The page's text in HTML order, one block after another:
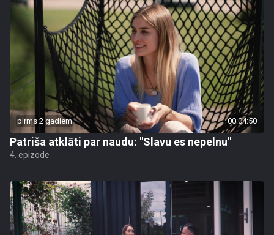
pirms 2 gadiem 00:04:50
Patriša atklāti par naudu: "Slavu es nepelnu"
4. epizode